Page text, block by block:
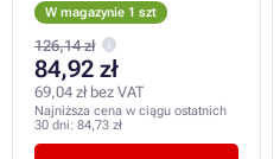
W magazynie 1 szt
126,14 zł
84,92 zł
69,04 zł bez VAT
Najniższa cena w ciągu ostatnich
30 dni: 84,73 zł